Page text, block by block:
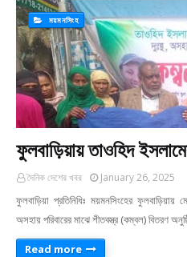
ময়মনসিংহ
ফুলবাড়িয়ায় তাওহিদ
দৈনিক দেশের খবর January 26, 2025
ফুলবাড়িয়া প্রতিনিধিঃ ময়মনসিংহের
অসহায় পরিবারের মাঝে শীতবস্ত্র (কম্বল) বিতরণ
Read more